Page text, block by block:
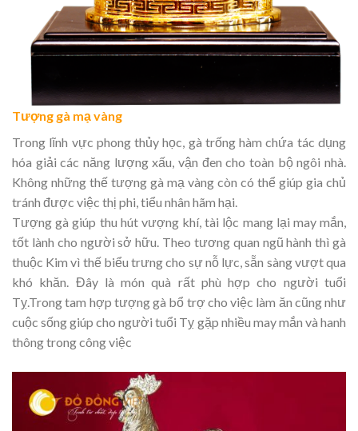
Tượng gà mạ vàng
Trong lĩnh vực phong thủy học, gà trống hàm chứa tác dụng
hóa giải các năng lượng xấu, vận đen cho toàn bộ ngôi nhà.
Không những thế tượng gà mạ vàng còn có thể giúp gia chủ
tránh được việc thị phi, tiểu nhân hãm hại.
Tượng gà giúp thu hút vượng khí, tài lộc mang lại may mắn,
tốt lành cho người sở hữu. Theo tương quan ngũ hành thì gà
thuộc Kim vì thế biểu trưng cho sự nỗ lực, sẵn sàng vượt qua
khó khăn. Đây là món quà rất phù hợp cho người tuổi
Tỵ.Trong tam hợp tượng gà bổ trợ cho việc làm ăn cũng như
cuộc sống giúp cho người tuổi Tỵ gặp nhiều may mắn và hanh
thông trong công việc